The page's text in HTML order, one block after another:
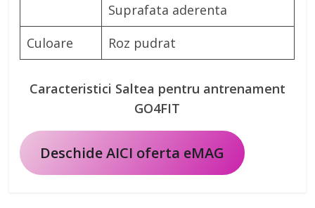
Suprafata aderenta
Culoare
Roz pudrat
Caracteristici Saltea pentru antrenament
GO4FIT
Deschide AICI oferta eMAG